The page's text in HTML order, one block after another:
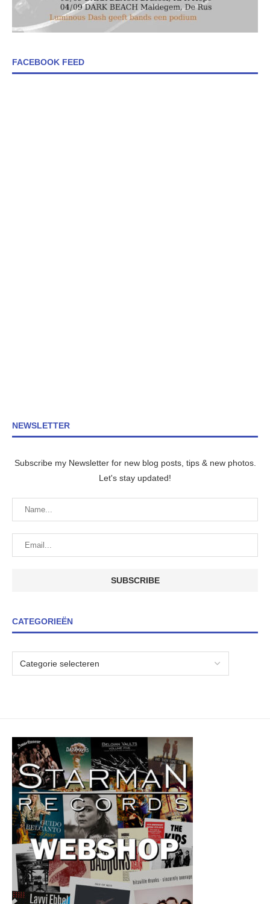
FACEBOOK FEED
NEWSLETTER
Subscribe my Newsletter for new blog posts, tips & new photos.
Let's stay updated!
CATEGORIEËN